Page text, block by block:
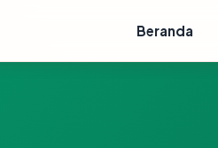
Beranda